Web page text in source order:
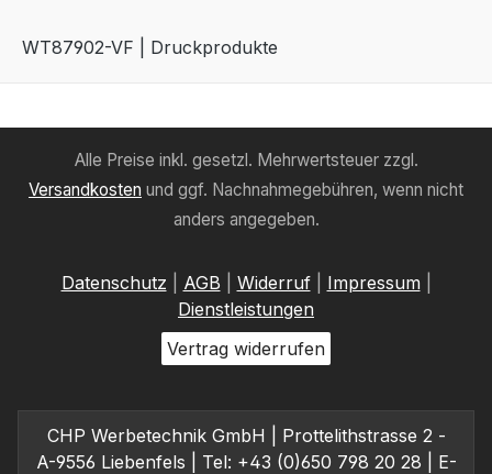
WT87902-VF | Druckprodukte
Alle Preise inkl. gesetzl. Mehrwertsteuer zzgl.
Versandkosten und ggf. Nachnahmegebühren, wenn nicht
anders angegeben.
Datenschutz AGB Widerruf| Impressum
Dienstleistungen
Vertrag widerrufen
CHP Werbetechnik GmbH | Prottelithstrasse 2 -
A-9556 Liebenfels | Tel: +43 (0)650 798 20 28 | E-